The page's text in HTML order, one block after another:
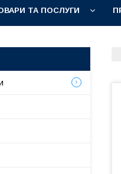
ТА ПОСЛУГИ